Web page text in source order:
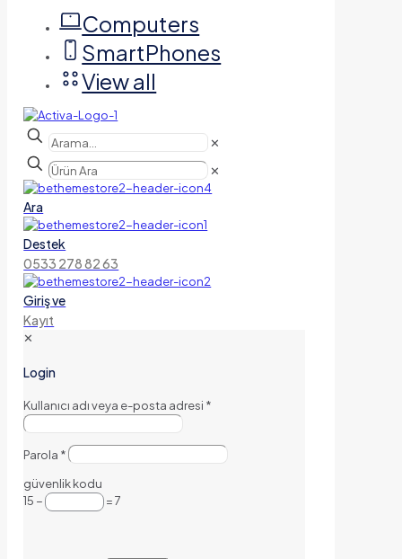
Computers
SmartPhones
View all
✕
✕
Ara
Destek
0533 278 82 63
Giriş ve
Kayıt
✕
Login
Kullanıcı adı veya e-posta adresi *
Parola *
güvenlik kodu
15 −
= 7